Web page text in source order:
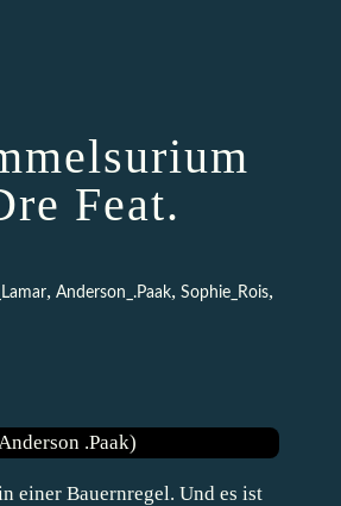
Feat.
, Anderson_.Paak, Sophie_Rois,
einer Bauernregel. Und es ist